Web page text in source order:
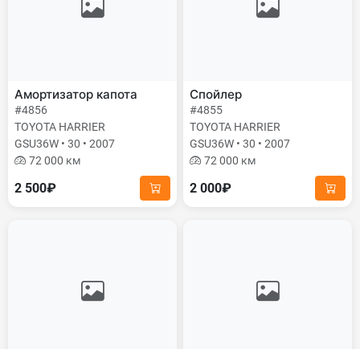
Амортизатор капота
#4856
TOYOTA HARRIER
GSU36W • 30 • 2007
72 000 км
2 500₽
Спойлер
#4855
TOYOTA HARRIER
GSU36W • 30 • 2007
72 000 км
2 000₽